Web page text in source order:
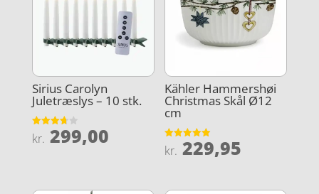
Sirius Carolyn
Juletræslys – 10 stk.
Vurderet
3.7
kr. 299,00
Kähler Hammershøi
Christmas Skål Ø12
cm
Vurderet
4.9
kr. 229,95